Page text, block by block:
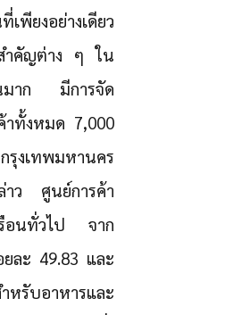
พียงอย่างเดียว
สำคัญต่าง ๆ ใน
นมาก มีการจัด
าทั้งหมด 7,000
รุงเทพมหานคร
าว ศูนย์การค้า
รือนทั่วไป จาก
ละ 49.83 และ
รับอาหารและ